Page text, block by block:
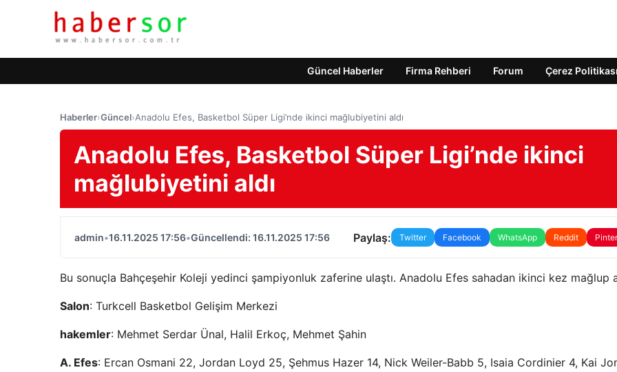
Güncel Haberler Firma Rehberi Forum Çerez Politikası
Haberler›Güncel›Anadolu Efes, Basketbol Süper Ligi’nde ikinci mağlubiyetini aldı
Anadolu Efes, Basketbol Süper Ligi’nde ikinci
mağlubiyetini aldı
admin•16.11.2025 17:56•Güncellendi: 16.11.2025 17:56 Paylaş: Twitter Facebook WhatsApp Reddit
Bu sonuçla Bahçeşehir Koleji yedinci şampiyonluk zaferine ulaştı. Anadolu Efes sahadan ikinci kez mağlup
Salon: Turkcell Basketbol Gelişim Merkezi
hakemler: Mehmet Serdar Ünal, Halil Erkoç, Mehmet Şahin
A. Efes: Ercan Osmani 22, Jordan Loyd 25, Şehmus Hazer 14, Nick Weiler-Babb 5, Isaia Cordinier 4, Kai